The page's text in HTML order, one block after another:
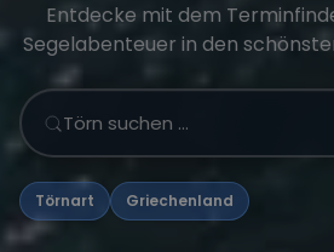
Entdecke mit dem
Segelabenteuer in den
Törn suchen …
Törnart Griechenland